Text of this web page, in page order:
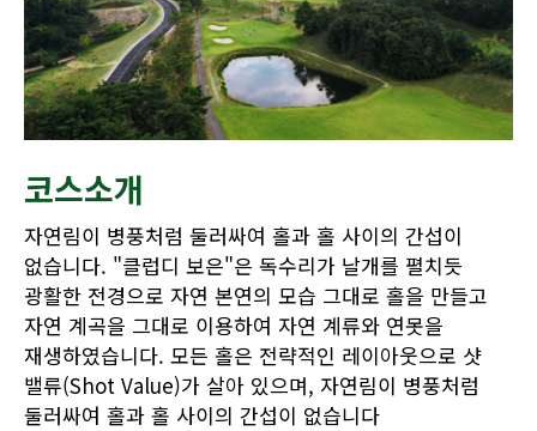
코스소개
자연림이 병풍처럼 둘러싸여 홀과 홀 사이의 간섭이
없습니다. "클럽디 보은"은 독수리가 날개를 펼치듯
광활한 전경으로 자연 본연의 모습 그대로 홀을 만들고
자연 계곡을 그대로 이용하여 자연 계류와 연못을
재생하였습니다. 모든 홀은 전략적인 레이아웃으로 샷
밸류(Shot Value)가 살아 있으며, 자연림이 병풍처럼
둘러싸여 홀과 홀 사이의 간섭이 없습니다